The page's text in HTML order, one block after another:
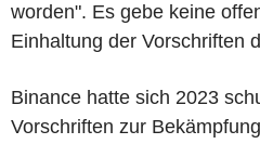
worden". Es gebe keine
Einhaltung der Vorschriften
Binance hatte sich 2023
Vorschriften zur